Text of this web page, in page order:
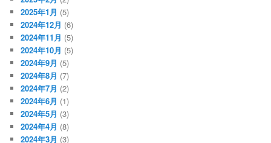
2025年1月 (5)
2024年12月 (6)
2024年11月 (5)
2024年10月 (5)
2024年9月 (5)
2024年8月 (7)
2024年7月 (2)
2024年6月 (1)
2024年5月 (3)
2024年4月 (8)
2024年3月 (3)